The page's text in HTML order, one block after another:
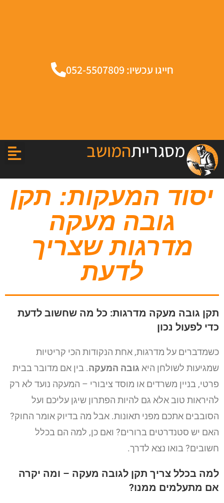
חייגו עכשיו: 052-5507809
מסגרייתהמושב
יסוד המעקות: תקן
גובה מעקה
מדרגות שצריך
לדעת
תקן גובה מעקה מדרגות: כל מה שחשוב לדעת
כדי לפעול נכון
כשמדברים על מדרגות, אחת הנקודות הכי קריטיות
שמגיעות לשולחן היא גובה המעקה. בין אם מדובר בבית
פרטי, בניין משרדים או מוסד ציבורי – המעקה נועד לא רק
להיראות טוב אלא גם להיות הפתרון שיגן עליכם ועל
הסובבים אתכם מפני תאונות. אבל מה בדיוק אומר החוק?
האם יש סטנדרטים ברורים? ואם כן, למה הם בכלל
חשובים? בואו נצא לדרך.
למה בכלל צריך תקן לגובה מעקה – ומה יקרה
אם מתעלמים ממנו?